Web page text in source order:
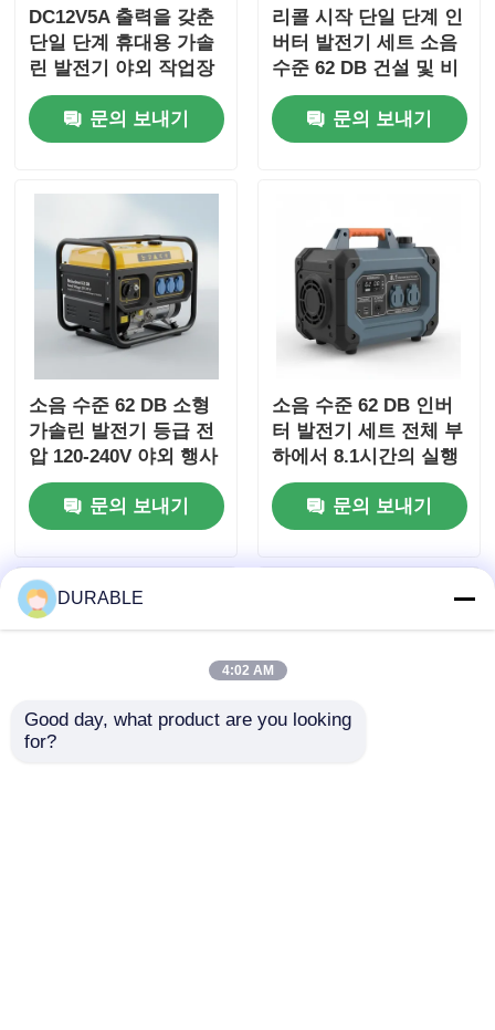
DC12V5A 출력을 갖춘
단일 단계 휴대용 가솔
린 발전기 야외 작업장
및 비상 전력 백업에 이
상적입니다문의 보내기
리콜 시작 단일 단계 인
버터 발전기 세트 소음
수준 62 DB 건설 및 비
상 전력 사용에 이상적
입니다. 문의 보내기
소음 수준 62 DB 소형
가솔린 발전기 등급 전
압 120-240V 야외 행사
및 비상 상황용 에너지
원
문의 보내기
소음 수준 62 DB 인버
터 발전기 세트 전체 부
하에서 8.1시간의 실행
시간을 제공하며 DC 출
력 DC12V 5A 이동용
전원 공급
문의 보내기
DURABLE
4:02 AM
Good day, what product are you looking
for?